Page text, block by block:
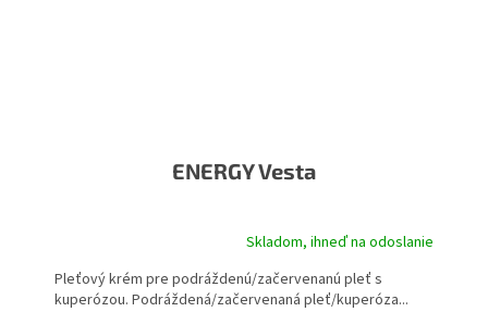
ENERGY Vesta
Skladom, ihneď na odoslanie
Pleťový krém pre podráždenú/začervenanú pleť s
kuperózou. Podráždená/začervenaná pleť/kuperóza...